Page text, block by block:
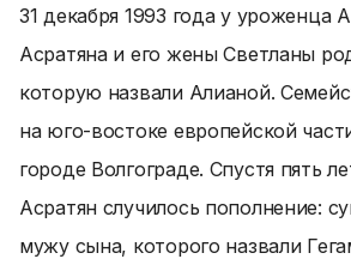
31 декабря 1993 года у уроженца
Асратяна и его жены Светланы
которую назвали Алианой.
на юго-востоке европейской
городе Волгограде. Спустя пять
Асратян случилось пополнение:
мужу сына, которого назвали